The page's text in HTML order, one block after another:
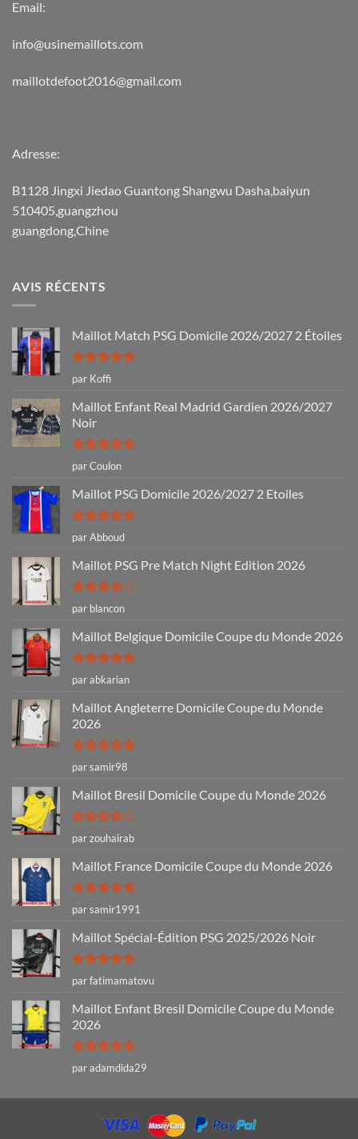
Email:
info@usinemaillots.com
maillotdefoot2016@gmail.com
Adresse:
B1128 Jingxi Jiedao Guantong Shangwu Dasha,baiyun
510405,guangzhou
guangdong,Chine
AVIS RÉCENTS
Maillot Match PSG Domicile 2026/2027 2 Étoiles
Note5sur
5
par Koffi
Maillot Enfant Real Madrid Gardien 2026/2027
Noir
Note5sur
5
par Coulon
Maillot PSG Domicile 2026/2027 2 Etoiles
Note5sur
5
par Abboud
Maillot PSG Pre Match Night Edition 2026
Note4
sur 5
par blancon
Maillot Belgique Domicile Coupe du Monde 2026
Note5sur
5
par abkarian
Maillot Angleterre Domicile Coupe du Monde
2026
Note5sur
5
par samir98
Maillot Bresil Domicile Coupe du Monde 2026
Note4
sur 5
par zouhairab
Maillot France Domicile Coupe du Monde 2026
Note5sur
5
par samir1991
Maillot Spécial-Édition PSG 2025/2026 Noir
Note5sur
5
par fatimamatovu
Maillot Enfant Bresil Domicile Coupe du Monde
2026
Note5sur
5
par adamdida29